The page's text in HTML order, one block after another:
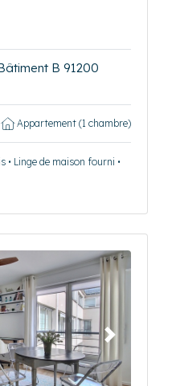
B 91200
Appartement (1 chambre)
• Linge de maison fourni •
Suivant